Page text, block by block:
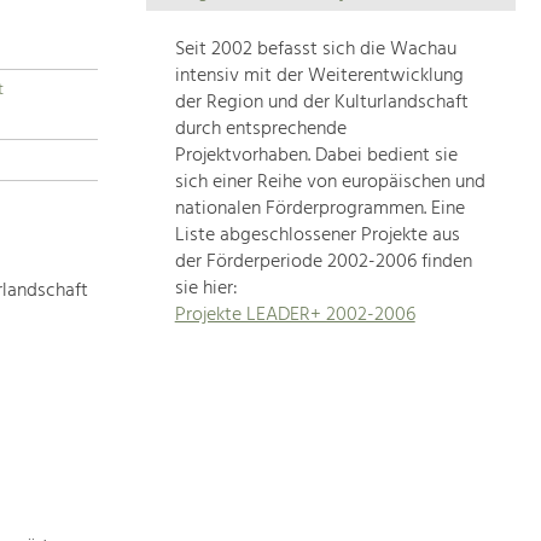
Die
Regionalentwicklung
in
unserer
Region
ist
sehr
vielfältig.
Deshalb
geben
wir
hier
Seit 2002 befasst sich die Wachau
intensiv mit der Weiterentwicklung
der Region und der Kulturlandschaft
durch entsprechende
Projektvorhaben. Dabei bedient sie
sich einer Reihe von europäischen und
nationalen Förderprogrammen. Eine
Liste abgeschlossener Projekte aus
der Förderperiode 2002-2006 finden
sie hier:
Projekte LEADER+ 2002-2006